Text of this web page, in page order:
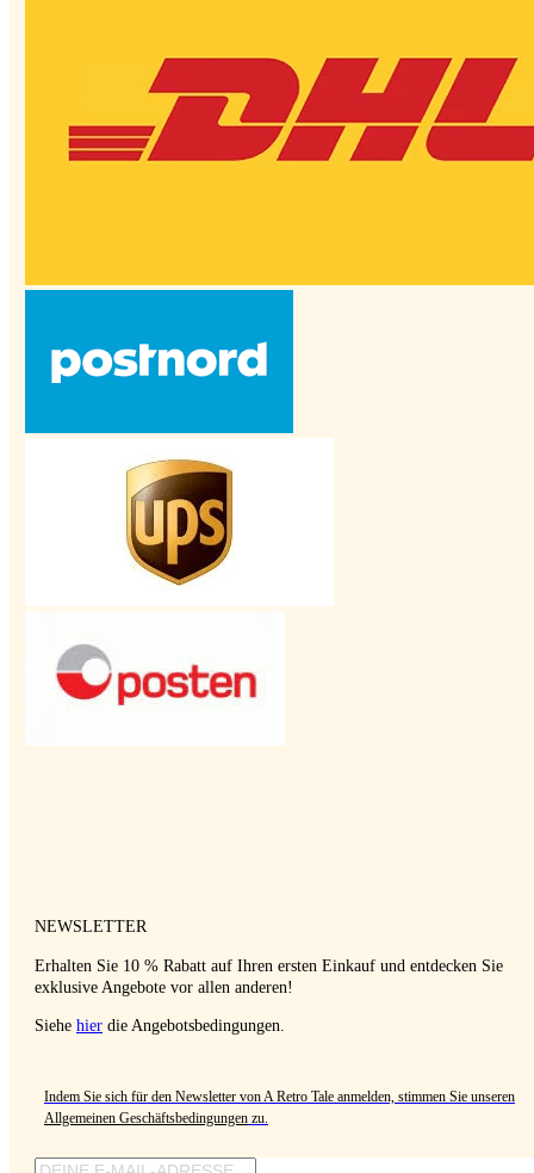
NEWSLETTER
Erhalten Sie 10 % Rabatt auf Ihren ersten Einkauf und entdecken Sie
exklusive Angebote vor allen anderen!
Siehe hier die Angebotsbedingungen.
Indem Sie sich für den Newsletter von A Retro Tale anmelden, stimmen Sie unseren
Allgemeinen Geschäftsbedingungen zu.